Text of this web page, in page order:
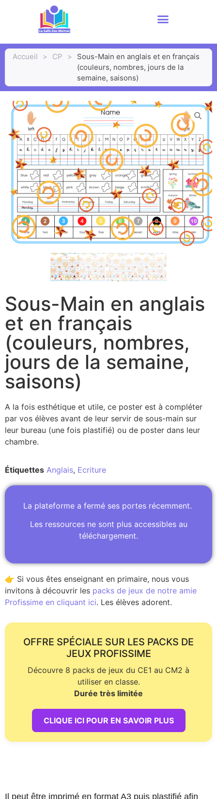
Accueil > CP >
Sous-Main en anglais et en français
(couleurs, nombres, jours de la
semaine, saisons)
Sous-Main en anglais
et en français
(couleurs, nombres,
jours de la semaine,
saisons)
A la fois esthétique et utile, ce poster est à compléter
par vos élèves avant de leur servir de sous-main sur
leur bureau (une fois plastifié) ou de poster dans leur
chambre.
Étiquettes Anglais, Ecriture
La plateforme a fermé ses portes récemment.
Les ressources ne sont plus accessibles au
téléchargement.
👉 Si vous êtes enseignant en primaire, nous vous
invitons à découvrir les packs de jeux de notre amie
Profissime en cliquant ici. Les élèves adorent.
OFFRE SPÉCIALE SUR LES PACKS DE
JEUX PROFISSIME
Découvre 8 packs de jeux du CE1 au CM2 à
utiliser en classe.
Durée très limitée
CLIQUE ICI POUR EN SAVOIR PLUS
Il peut être imprimé en format A3 puis plastifié afin